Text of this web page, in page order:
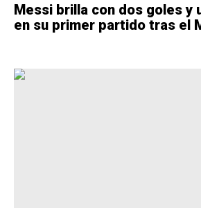
Messi brilla con dos goles y
en su primer partido tras el